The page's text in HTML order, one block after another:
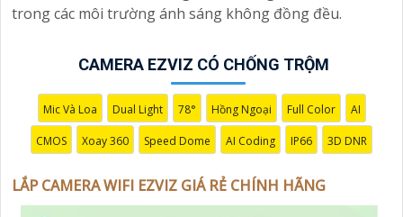
Không chỉ vậy, sản phẩm cũng mang lại chất lượng
theo dõi mọi hoạt động một cách dễ dàng. Đừng bỏ lỡ
cơ hội sở hữu Camera Wifi Ezviz giá rẻ chính hãng để
bảo vệ tài sản và gia đình của bạn ngay hôm nay!"
Hy vọng đoạn văn trên sẽ giúp bạn trong việc giới
thiệu sản phẩm Camera Wifi Ezviz.
trong các môi trường ánh sáng không đồng đều.
CAMERA EZVIZ CÓ CHỐNG TRỘM
Mic Và Loa Dual Light 78° Hồng Ngoại Full Color AI
CMOS Xoay 360 Speed Dome AI Coding IP66 3D DNR
LẮP CAMERA WIFI EZVIZ GIÁ RẺ CHÍNH HÃNG